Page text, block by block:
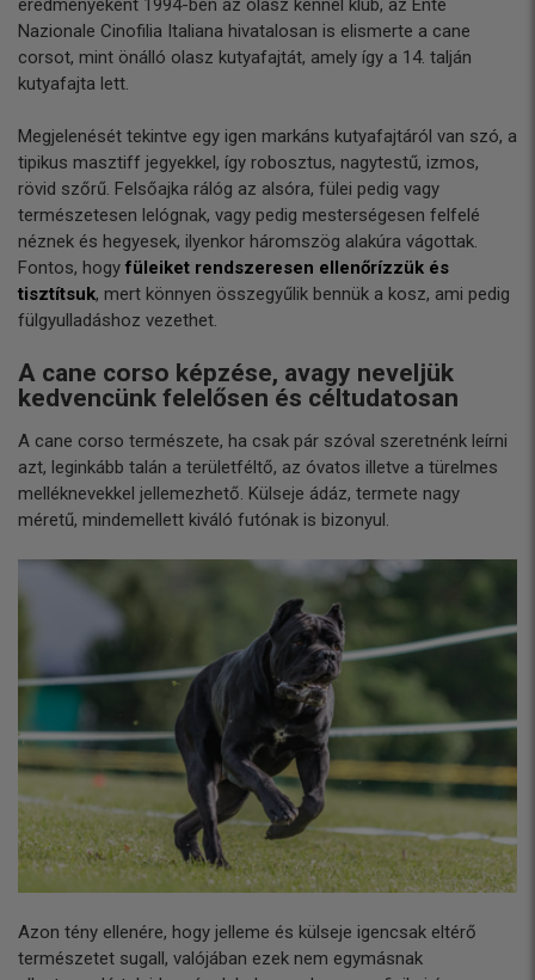
eredményeként 1994-ben az olasz kennel klub, az Ente
Nazionale Cinofilia Italiana hivatalosan is elismerte a cane
corsot, mint önálló olasz kutyafajtát, amely így a 14. talján
kutyafajta lett.
Megjelenését tekintve egy igen markáns kutyafajtáról van szó, a
tipikus masztiff jegyekkel, így robosztus, nagytestű, izmos,
rövid szőrű. Felsőajka rálóg az alsóra, fülei pedig vagy
természetesen lelógnak, vagy pedig mesterségesen felfelé
néznek és hegyesek, ilyenkor háromszög alakúra vágottak.
Fontos, hogy füleiket rendszeresen ellenőrízzük és
tisztítsuk, mert könnyen összegyűlik bennük a kosz, ami pedig
fülgyulladáshoz vezethet.
A cane corso képzése, avagy neveljük
kedvencünk felelősen és céltudatosan
A cane corso természete, ha csak pár szóval szeretnénk leírni
azt, leginkább talán a területféltő, az óvatos illetve a türelmes
melléknevekkel jellemezhető. Külseje ádáz, termete nagy
méretű, mindemellett kiváló futónak is bizonyul.
Azon tény ellenére, hogy jelleme és külseje igencsak eltérő
természetet sugall, valójában ezek nem egymásnak